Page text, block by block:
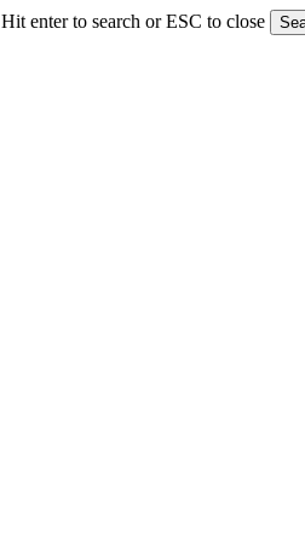
Hit enter to search or ESC to close